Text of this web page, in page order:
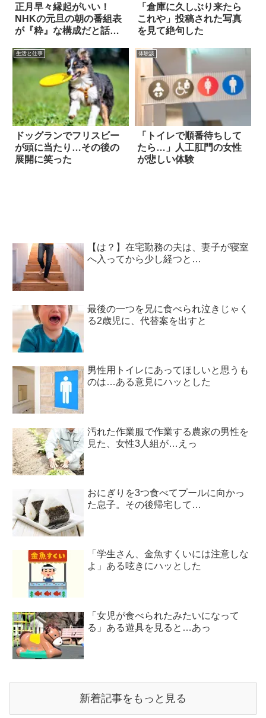
正月早々縁起がいい！
NHKの元旦の朝の番組表
が『粋』な構成だと話題
「倉庫に久しぶり来たら
これや」投稿された写真
を見て絶句した
生活と仕事
ドッグランでフリスビー
が頭に当たり…その後の
展開に笑った
体験談
「トイレで順番待ちして
たら…」人工肛門の女性
が悲しい体験
【は？】在宅勤務の夫は、妻子が寝室
へ入ってから少し経つと…
最後の一つを兄に食べられ泣きじゃく
る2歳児に、代替案を出すと
男性用トイレにあってほしいと思うも
のは…ある意見にハッとした
汚れた作業服で作業する農家の男性を
見た、女性3人組が…えっ
おにぎりを3つ食べてプールに向かっ
た息子。その後帰宅して…
「学生さん、金魚すくいには注意しな
よ」ある呟きにハッとした
「女児が食べられたみたいになって
る」ある遊具を見ると…あっ
新着記事をもっと見る